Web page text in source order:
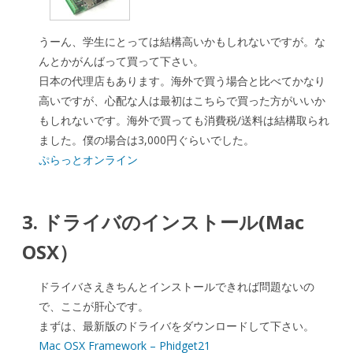
うーん、学生にとっては結構高いかもしれないですが。な
んとかがんばって買って下さい。
日本の代理店もあります。海外で買う場合と比べてかなり
高いですが、心配な人は最初はこちらで買った方がいいか
もしれないです。海外で買っても消費税/送料は結構取られ
ました。僕の場合は3,000円ぐらいでした。
ぷらっとオンライン
3. ドライバのインストール(Mac
OSX）
ドライバさえきちんとインストールできれば問題ないの
で、ここが肝心です。
まずは、最新版のドライバをダウンロードして下さい。
Mac OSX Framework – Phidget21